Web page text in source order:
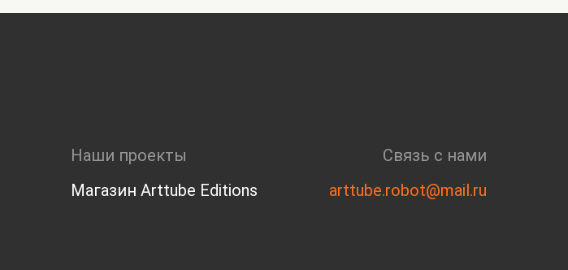
Наши проекты
Магазин Arttube Editions
Связь с нами
arttube.robot@mail.ru